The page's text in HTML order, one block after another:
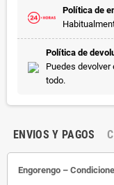
Política de
Política de
Puedes
todo.
ENVIOS Y PAGOS
Engorengo –